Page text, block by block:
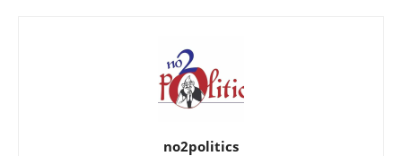
no2politics